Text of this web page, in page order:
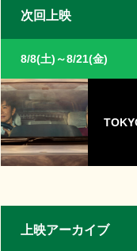
次回上映
8/8(土)～8/21(金)
上映アーカイブ